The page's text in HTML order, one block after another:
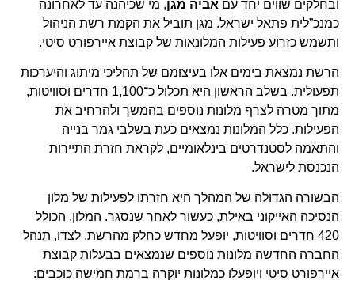
ובחלקים שווים יחד עם אביה מגן, מי שכיהנה עד לאחרונה
כמנכ”לית פתאל ישראל. מגן תוביל את הקמת רשת הניהול
ותשמש כזרוע פעילות המלונאות של קבוצת איירפורט סיטי.
הרשת נמצאת בימים אלו בעיצומם של תהליכי מיתוג והיערכות
תפעולית. בשלב הראשון היא תכלול כ־1,100 חדרים וסוויטות,
מתוך מטרה לצרף מלונות נוספים בהמשך ולהרחיב את
הפעילות. כלל המלונות נמצאים כעת בשלבי גמר בנייה
והתאמה לסטנדרטים בינלאומיים, לקראת חזרת התיירות
הנכנסת לישראל.
הבשורה הגדולה של המהלך היא חזרתו לפעילות של מלון
הנסיכה האייקוני באילת, כעשור לאחר שנסגר. המלון, הכולל
420 חדרים וסוויטות, יופעל מחדש כחלק מהרשת. לצדו, תנהל
החברה החדשה מלונות נוספים שנמצאים בבעלות קבוצת
איירפורט סיטי ויופעלו כמלונות יוקרה ברמת חמישה כוכבים: